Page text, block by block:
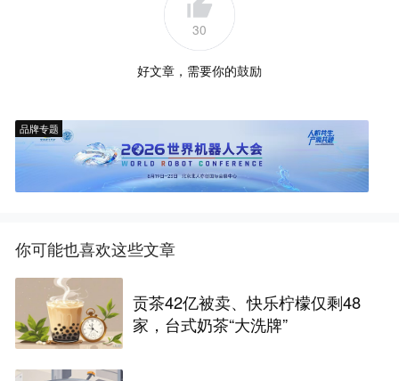
30
好文章，需要你的鼓励
品牌专题
你可能也喜欢这些文章
贡茶42亿被卖、快乐柠檬仅剩48
家，台式奶茶“大洗牌”